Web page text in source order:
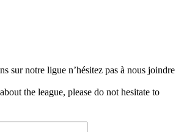
sur notre ligue n’hésitez pas à nous joindre
the league, please do not hesitate to